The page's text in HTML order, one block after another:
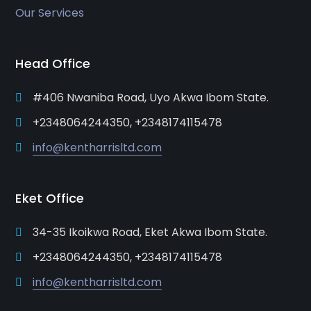
Our Services
Head Office
#406 Nwaniba Road, Uyo Akwa Ibom State.
+2348064244350, +2348174115478
info@kentharrisltd.com
Eket Office
34-35 Ikoikwa Road, Eket Akwa Ibom State.
+2348064244350, +2348174115478
info@kentharrisltd.com